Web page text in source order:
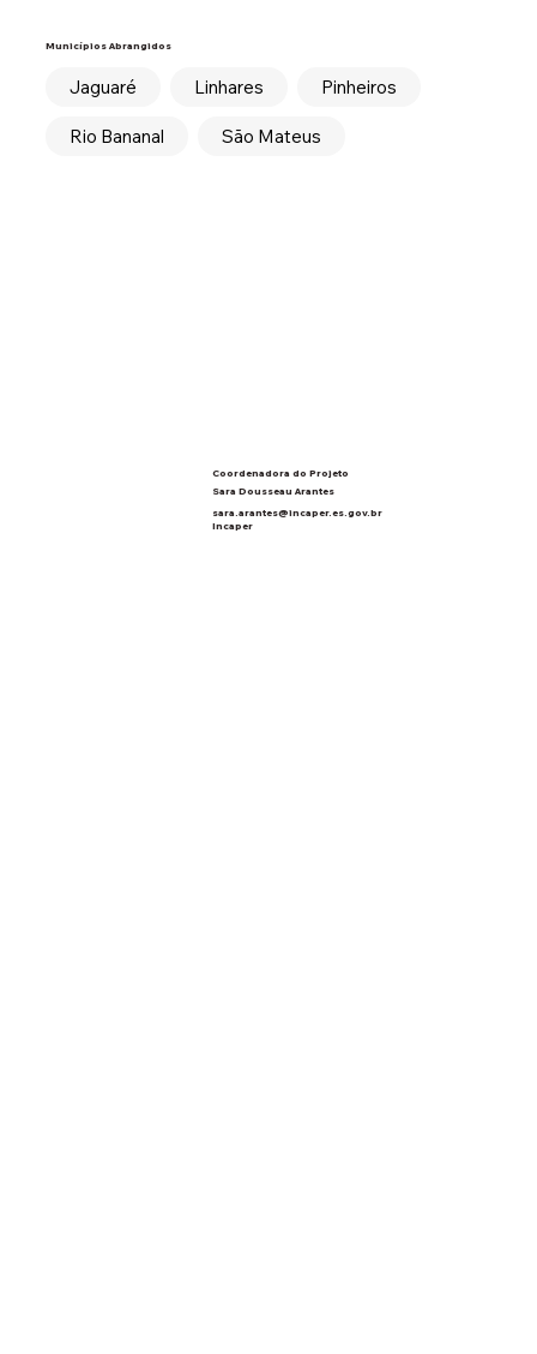
Municípios Abrangidos
Jaguaré Linhares Pinheiros
Rio Bananal São Mateus
Coordenadora do Projeto
Sara Dousseau Arantes
sara.arantes@incaper.es.gov.br
Incaper